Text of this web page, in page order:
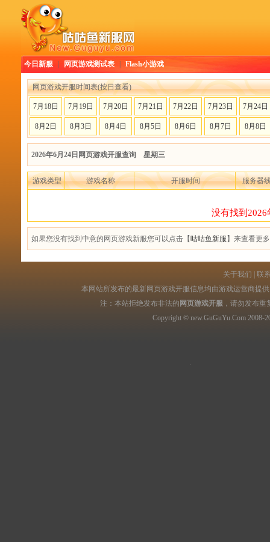
今日新服 网页游戏测试表 Flash小游戏
网页游戏开服时间表(按日查看)
7月18日 7月19日 7月20日 7月21日 7月22日 7月23日 7月24日
8月2日 8月3日 8月4日 8月5日 8月6日 8月7日 8月8日
2026年6月24日网页游戏开服查询 星期三
游戏类型 游戏名称 开服时间 服务器
没有找到
如果您没有找到中意的网页游戏新服您可以点击【咕咕鱼新服 】来查看更
关于我们
联
本网站所发布的最新网页游戏开服信息均由游戏运营商提
注：本站拒绝发布非法的 网页游戏开服 ，请勿发布重
Copyright © new.GuGuYu.Com 2008-